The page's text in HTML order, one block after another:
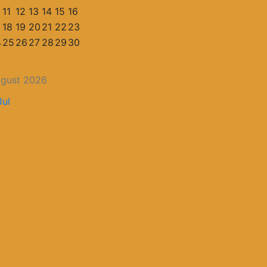
2026
11 12 13 14 15 16
18 19 20 21 22 23
25 26 27 28 29 30